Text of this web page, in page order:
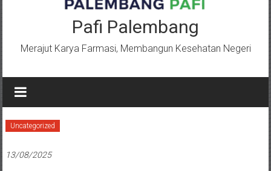
Pafi Palembang
Merajut Karya Farmasi, Membangun Kesehatan Negeri
Uncategorized
13/08/2025